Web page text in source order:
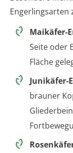
Engerlingsarten
Maikäfer-
Seite oder
Fläche
Junikäfer-
brauner